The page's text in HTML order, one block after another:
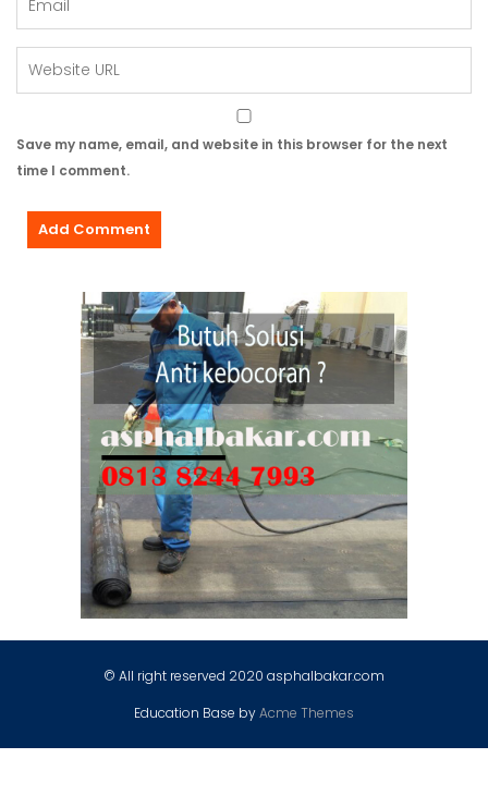
Save my name, email, and website in this browser for the next
time I comment.
© All right reserved 2020 asphalbakar.com
Education Base byAcme Themes